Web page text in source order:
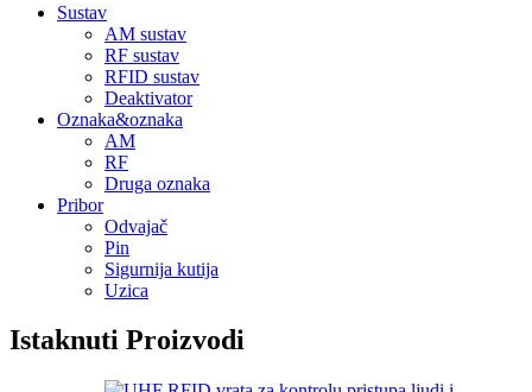
Sustav
AM sustav
RF sustav
RFID sustav
Deaktivator
Oznaka&oznaka
AM
RF
Druga oznaka
Pribor
Odvajač
Pin
Sigurnija kutija
Uzica
Istaknuti Proizvodi